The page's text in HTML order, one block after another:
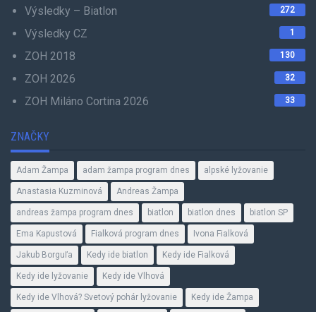
Výsledky – Biatlon 272
Výsledky CZ 1
ZOH 2018 130
ZOH 2026 32
ZOH Miláno Cortina 2026 33
ZNAČKY
Adam Žampa adam žampa program dnes alpské lyžovanie
Anastasia Kuzminová Andreas Žampa
andreas žampa program dnes biatlon biatlon dnes biatlon SP
Ema Kapustová Fialková program dnes Ivona Fialková
Jakub Borguľa Kedy ide biatlon Kedy ide Fialková
Kedy ide lyžovanie Kedy ide Vlhová
Kedy ide Vlhová? Svetový pohár lyžovanie Kedy ide Žampa